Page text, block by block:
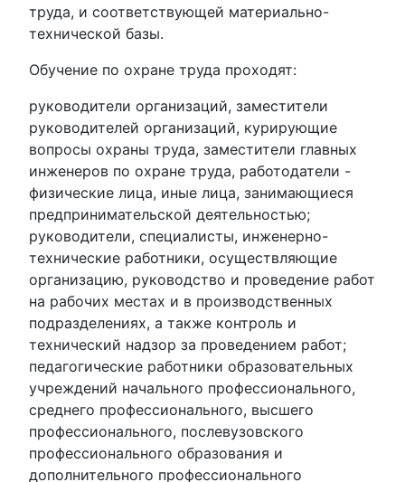
труда, и соответствующей материально-
технической базы.
Обучение по охране труда проходят:
руководители организаций, заместители
руководителей организаций, курирующие
вопросы охраны труда, заместители главных
инженеров по охране труда, работодатели -
физические лица, иные лица, занимающиеся
предпринимательской деятельностью;
руководители, специалисты, инженерно-
технические работники, осуществляющие
организацию, руководство и проведение работ
на рабочих местах и в производственных
подразделениях, а также контроль и
технический надзор за проведением работ;
педагогические работники образовательных
учреждений начального профессионального,
среднего профессионального, высшего
профессионального, послевузовского
профессионального образования и
дополнительного профессионального